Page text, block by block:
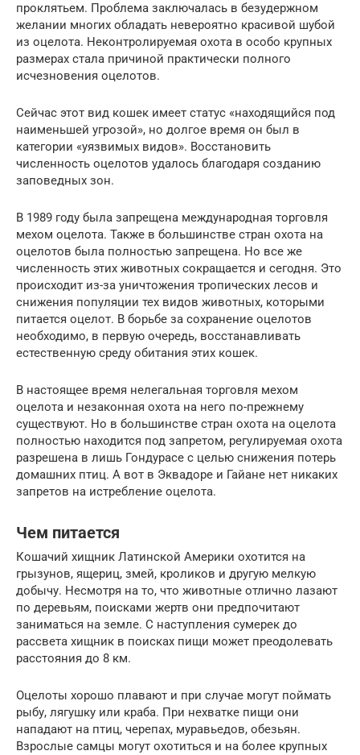
проклятьем. Проблема заключалась в безудержном
желании многих обладать невероятно красивой шубой
из оцелота. Неконтролируемая охота в особо крупных
размерах стала причиной практически полного
исчезновения оцелотов.
Сейчас этот вид кошек имеет статус «находящийся под
наименьшей угрозой», но долгое время он был в
категории «уязвимых видов». Восстановить
численность оцелотов удалось благодаря созданию
заповедных зон.
В 1989 году была запрещена международная торговля
мехом оцелота. Также в большинстве стран охота на
оцелотов была полностью запрещена. Но все же
численность этих животных сокращается и сегодня. Это
происходит из-за уничтожения тропических лесов и
снижения популяции тех видов животных, которыми
питается оцелот. В борьбе за сохранение оцелотов
необходимо, в первую очередь, восстанавливать
естественную среду обитания этих кошек.
В настоящее время нелегальная торговля мехом
оцелота и незаконная охота на него по-прежнему
существуют. Но в большинстве стран охота на оцелота
полностью находится под запретом, регулируемая охота
разрешена в лишь Гондурасе с целью снижения потерь
домашних птиц. А вот в Эквадоре и Гайане нет никаких
запретов на истребление оцелота.
Чем питается
Кошачий хищник Латинской Америки охотится на
грызунов, ящериц, змей, кроликов и другую мелкую
добычу. Несмотря на то, что животные отлично лазают
по деревьям, поисками жертв они предпочитают
заниматься на земле. С наступления сумерек до
рассвета хищник в поисках пищи может преодолевать
расстояния до 8 км.
Оцелоты хорошо плавают и при случае могут поймать
рыбу, лягушку или краба. При нехватке пищи они
нападают на птиц, черепах, муравьедов, обезьян.
Взрослые самцы могут охотиться и на более крупных